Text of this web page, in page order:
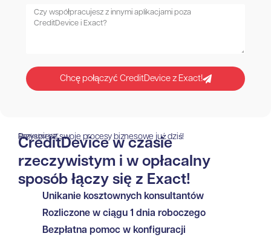
Chcę połączyć CreditDevice z Exact!
Przyspiesz swoje procesy biznesowe już dziś!
Stawka bez VAT
CreditDevice w czasie
rzeczywistym i w opłacalny
sposób łączy się z Exact!
Unikanie kosztownych konsultantów
Rozliczone w ciągu 1 dnia roboczego
Bezpłatna pomoc w konfiguracji